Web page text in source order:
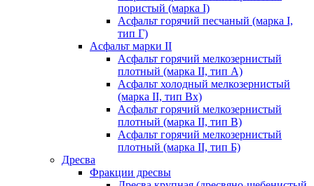
пористый (марка I)
Асфальт горячий песчаный (марка I,
тип Г)
Асфальт марки II
Асфальт горячий мелкозернистый
плотный (марка II, тип А)
Асфальт холодный мелкозернистый
(марка II, тип Вх)
Асфальт горячий мелкозернистый
плотный (марка II, тип В)
Асфальт горячий мелкозернистый
плотный (марка II, тип Б)
Дресва
Фракции дресвы